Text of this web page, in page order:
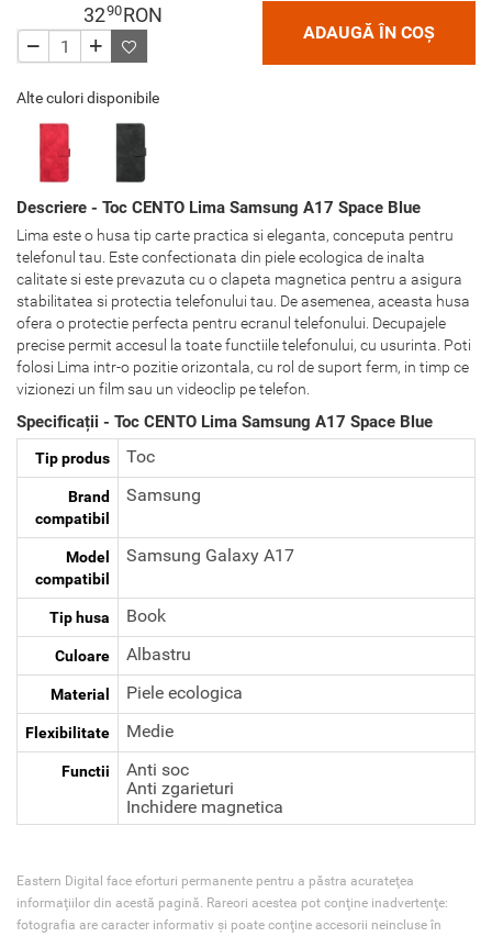
3290RON
ADAUGĂ ÎN COȘ
Alte culori disponibile
Descriere - Toc CENTO Lima Samsung A17 Space Blue
Lima este o husa tip carte practica si eleganta, conceputa pentru
telefonul tau. Este confectionata din piele ecologica de inalta
calitate si este prevazuta cu o clapeta magnetica pentru a asigura
stabilitatea si protectia telefonului tau. De asemenea, aceasta husa
ofera o protectie perfecta pentru ecranul telefonului. Decupajele
precise permit accesul la toate functiile telefonului, cu usurinta. Poti
folosi Lima intr-o pozitie orizontala, cu rol de suport ferm, in timp ce
vizionezi un film sau un videoclip pe telefon.
Specificații - Toc CENTO Lima Samsung A17 Space Blue
Tip produs Toc
Brand
compatibil
Samsung
Model
compatibil
Samsung Galaxy A17
Tip husa Book
Culoare Albastru
Material Piele ecologica
Flexibilitate Medie
Functii
Anti soc
Anti zgarieturi
Inchidere magnetica
Eastern Digital face eforturi permanente pentru a păstra acurateţea
informaţiilor din acestă pagină. Rareori acestea pot conţine inadvertenţe:
fotografia are caracter informativ şi poate conţine accesorii neincluse în